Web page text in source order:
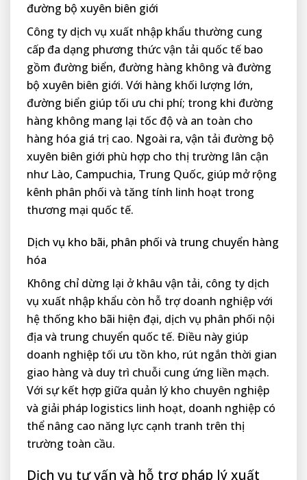
đường bộ xuyên biên giới
Công ty dịch vụ xuất nhập khẩu thường cung
cấp đa dạng phương thức vận tải quốc tế bao
gồm đường biển, đường hàng không và đường
bộ xuyên biên giới. Với hàng khối lượng lớn,
đường biển giúp tối ưu chi phí; trong khi đường
hàng không mang lại tốc độ và an toàn cho
hàng hóa giá trị cao. Ngoài ra, vận tải đường bộ
xuyên biên giới phù hợp cho thị trường lân cận
như Lào, Campuchia, Trung Quốc, giúp mở rộng
kênh phân phối và tăng tính linh hoạt trong
thương mại quốc tế.
Dịch vụ kho bãi, phân phối và trung chuyển hàng
hóa
Không chỉ dừng lại ở khâu vận tải, công ty dịch
vụ xuất nhập khẩu còn hỗ trợ doanh nghiệp với
hệ thống kho bãi hiện đại, dịch vụ phân phối nội
địa và trung chuyển quốc tế. Điều này giúp
doanh nghiệp tối ưu tồn kho, rút ngắn thời gian
giao hàng và duy trì chuỗi cung ứng liền mạch.
Với sự kết hợp giữa quản lý kho chuyên nghiệp
và giải pháp logistics linh hoạt, doanh nghiệp có
thể nâng cao năng lực cạnh tranh trên thị
trường toàn cầu.
Dịch vụ tư vấn và hỗ trợ pháp lý xuất